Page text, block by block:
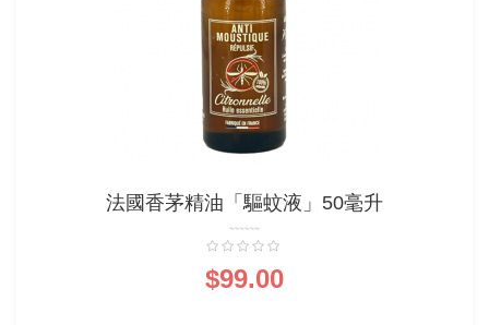
法國香茅精油「驅蚊液」50毫升
$99.00